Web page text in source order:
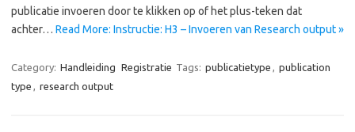
publicatie invoeren door te klikken op of het plus-teken dat
achter… Read More: Instructie: H3 – Invoeren van Research output »
Category: Handleiding Registratie Tags: publicatietype , publication
type , research output